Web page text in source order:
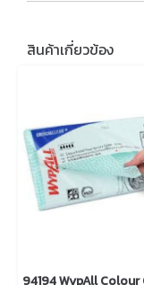
สินค้าเกี่ยวข้อง